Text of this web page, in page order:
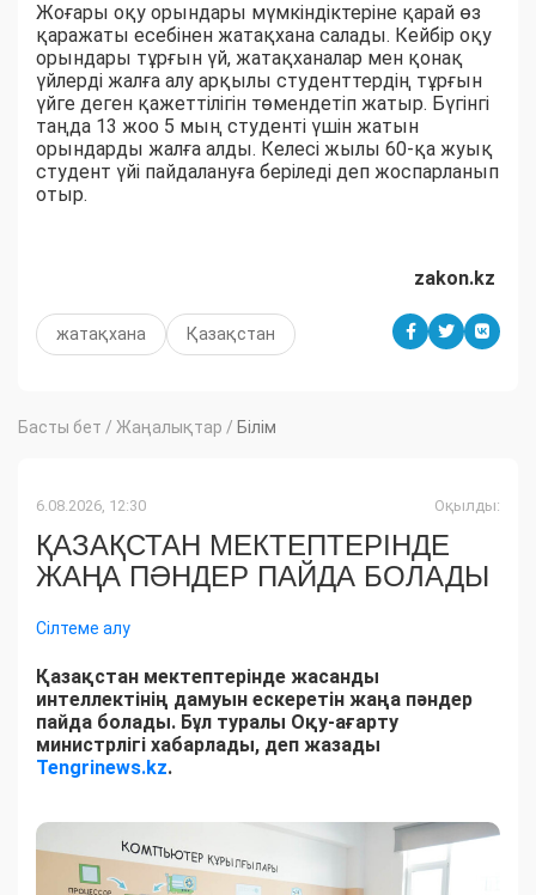
Жоғары оқу орындары мүмкіндіктеріне қарай өз
қаражаты есебінен жатақхана салады. Кейбір оқу
орындары тұрғын үй, жатақханалар мен қонақ
үйлерді жалға алу арқылы студенттердің тұрғын
үйге деген қажеттілігін төмендетіп жатыр. Бүгінгі
таңда 13 жоо 5 мың студенті үшін жатын
орындарды жалға алды. Келесі жылы 60-қа жуық
студент үйі пайдалануға беріледі деп жоспарланып
отыр.
zakon.kz
жатақхана Қазақстан
Басты бет / Жаңалықтар / Білім
6.08.2026, 12:30 Оқылды:
ҚАЗАҚСТАН МЕКТЕПТЕРІНДЕ
ЖАҢА ПӘНДЕР ПАЙДА БОЛАДЫ
Сілтеме алу
Қазақстан мектептерінде жасанды
интеллектінің дамуын ескеретін жаңа пәндер
пайда болады. Бұл туралы Оқу-ағарту
министрлігі хабарлады, деп жазады
Tengrinews.kz.